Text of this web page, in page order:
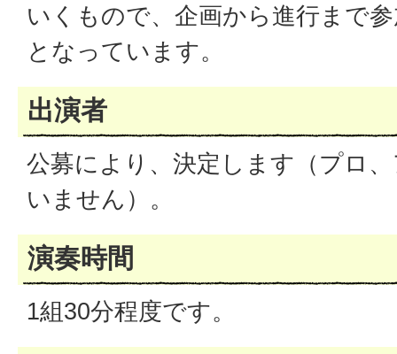
いくもので、企画から進行まで
となっています。
出演者
公募により、決定します（プロ
いません）。
演奏時間
1組30分程度です。